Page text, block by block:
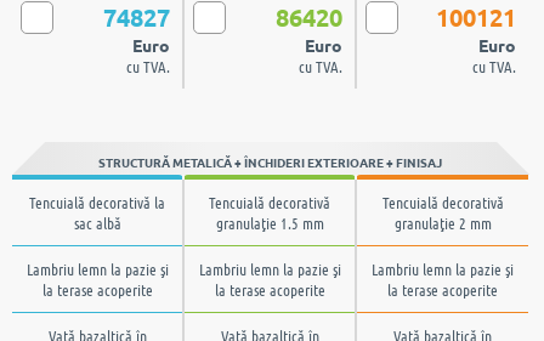
74827
Euro
cu TVA.
86420
Euro
cu TVA.
100121
Euro
cu TVA.
STRUCTURĂ METALICĂ + ÎNCHIDERI EXTERIOARE + FINISAJ
Tencuială decorativă la
sac albă
Tencuială decorativă
granulaţie 1.5 mm
Tencuială decorativă
granulaţie 2 mm
Lambriu lemn la pazie şi
la terase acoperite
Lambriu lemn la pazie şi
la terase acoperite
Lambriu lemn la pazie şi
la terase acoperite
Vată bazaltică în Vată bazaltică în Vată bazaltică în